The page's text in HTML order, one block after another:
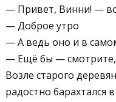
— Привет, Винни! —
— Доброе утро
— А ведь оно и в
— Ещё бы — смотрите,
Возле старого
радостно барахтался